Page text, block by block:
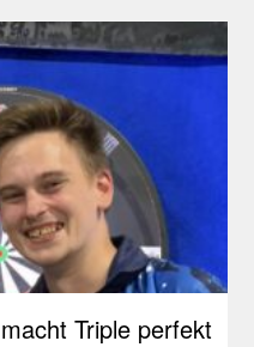
Triple perfekt